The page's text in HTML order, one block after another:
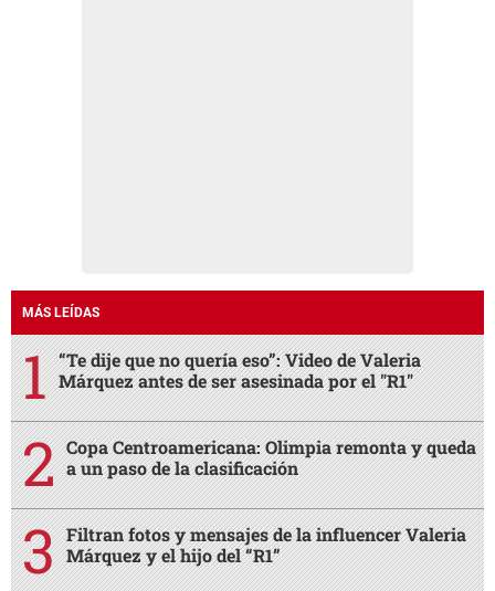
MÁS LEÍDAS
“Te dije que no quería eso”: Video de Valeria
Márquez antes de ser asesinada por el "R1"
Copa Centroamericana: Olimpia remonta y queda
a un paso de la clasificación
Filtran fotos y mensajes de la influencer Valeria
Márquez y el hijo del “R1”